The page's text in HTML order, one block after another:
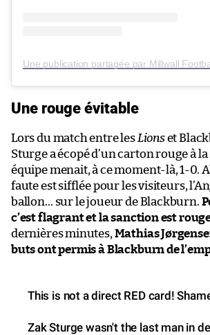
Une rouge évitable
Lors du match entre les Lionset
Sturge a écopé d’un carton rouge à la
équipe menait, à ce moment-là, 1-0.
faute est sifflée pour les visiteurs,
ballon… sur le joueur de Blackburn.
c’est flagrant et la sanction est
dernières minutes, Mathias
buts ont permis à Blackburn de
This is not a direct RED card!
Zak Sturge wasn't the last man in